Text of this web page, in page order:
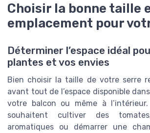
Choisir la bonne taille
emplacement pour
Déterminer l’espace idéal
plantes et vos envies
Bien choisir la taille de votre serre
avant tout de l’espace disponible
votre balcon ou même à
souhaitent cultiver des
aromatiques ou démarrer une